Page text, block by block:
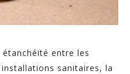
étanchéité entre les
sanitaires, la